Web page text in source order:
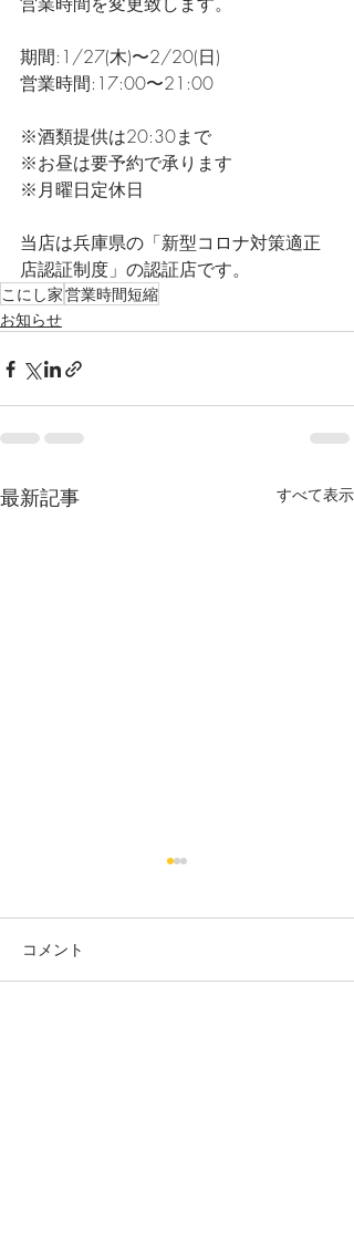
期間:1/27(木)〜2/20(日)
営業時間:17:00〜21:00
※酒類提供は20:30まで
※お昼は要予約で承ります
※月曜日定休日
当店は兵庫県の「新型コロナ対策適正
店認証制度」の認証店です。
こにし家営業時間短縮
お知らせ
最新記事 すべて表示
コメント